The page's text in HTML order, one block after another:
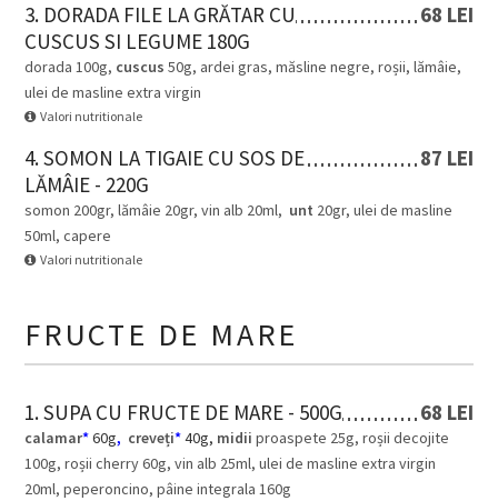
3. DORADA FILE LA GRĂTAR CU
CUSCUS SI LEGUME 180G
dorada 100g, cuscus 50g, ardei gras, măsline negre, roșii, lămâie,
ulei de masline extra virgin
Valori nutritionale
68 LEI
4. SOMON LA TIGAIE CU SOS DE
LĂMÂIE - 220G
somon 200gr, lămâie 20gr, vin alb 20ml, unt 20gr, ulei de masline
50ml, capere
Valori nutritionale
87 LEI
FRUCTE DE MARE
1. SUPA CU FRUCTE DE MARE - 500G
calamar*60g, creveți*40g, midii proaspete 25g, roșii decojite
100g, roșii cherry 60g, vin alb 25ml, ulei de masline extra virgin
20ml, peperoncino, pâine integrala 160g
68 LEI